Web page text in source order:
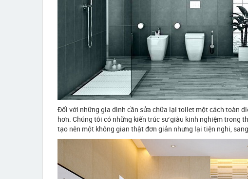
Đối với những gia đình cần sửa chữa lại toilet một cách toàn
hơn. Chúng tôi có những kiến trúc sư giàu kinh nghiệm trong
tạo nên một không gian thật đơn giản nhưng lại tiện nghi,